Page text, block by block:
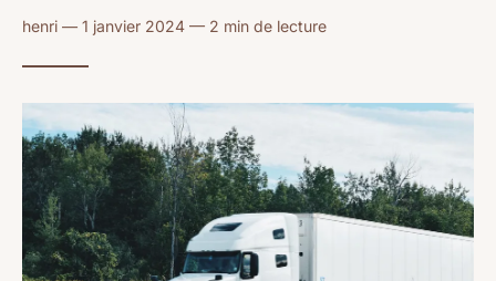
henri — 1 janvier 2024 — 2 min de lecture